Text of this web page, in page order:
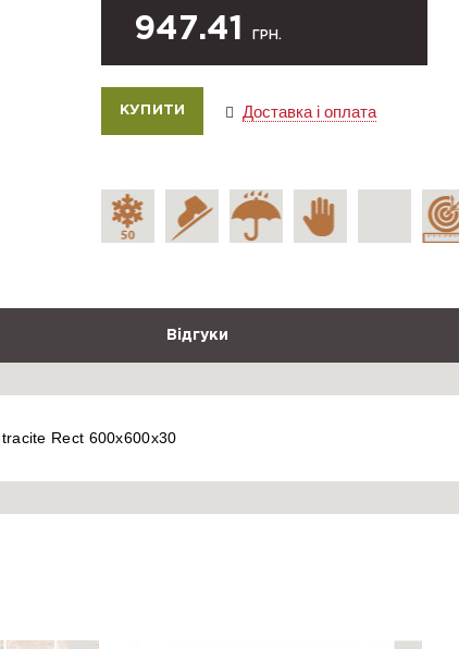
947.41 ГРН.
Доставка і оплата
Відгуки
Rect 600x600x30